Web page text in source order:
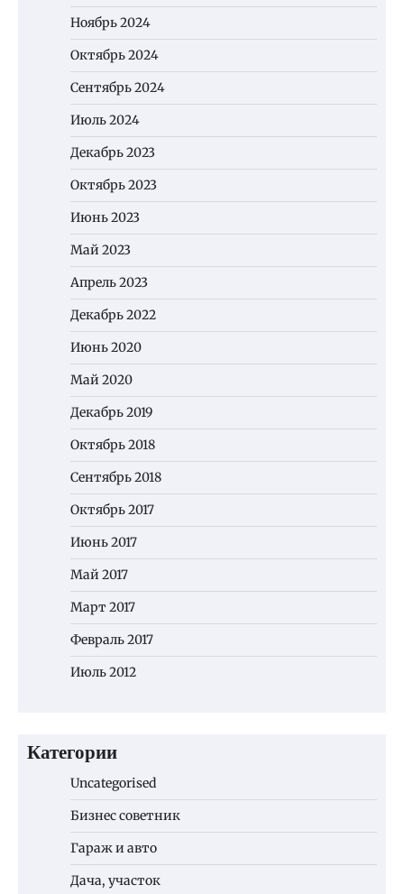
Ноябрь 2024
Октябрь 2024
Сентябрь 2024
Июль 2024
Декабрь 2023
Октябрь 2023
Июнь 2023
Май 2023
Апрель 2023
Декабрь 2022
Июнь 2020
Май 2020
Декабрь 2019
Октябрь 2018
Сентябрь 2018
Октябрь 2017
Июнь 2017
Май 2017
Март 2017
Февраль 2017
Июль 2012
Категории
Uncategorised
Бизнес советник
Гараж и авто
Дача, участок